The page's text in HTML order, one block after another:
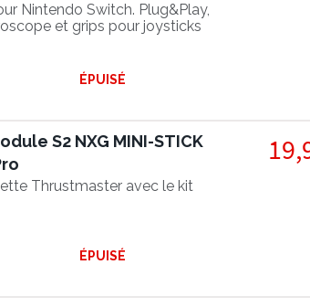
Nintendo Switch. Plug&Play,
et grips pour joysticks
ÉPUISÉ
S2 NXG MINI-STICK
Thrustmaster avec le kit
ÉPUISÉ